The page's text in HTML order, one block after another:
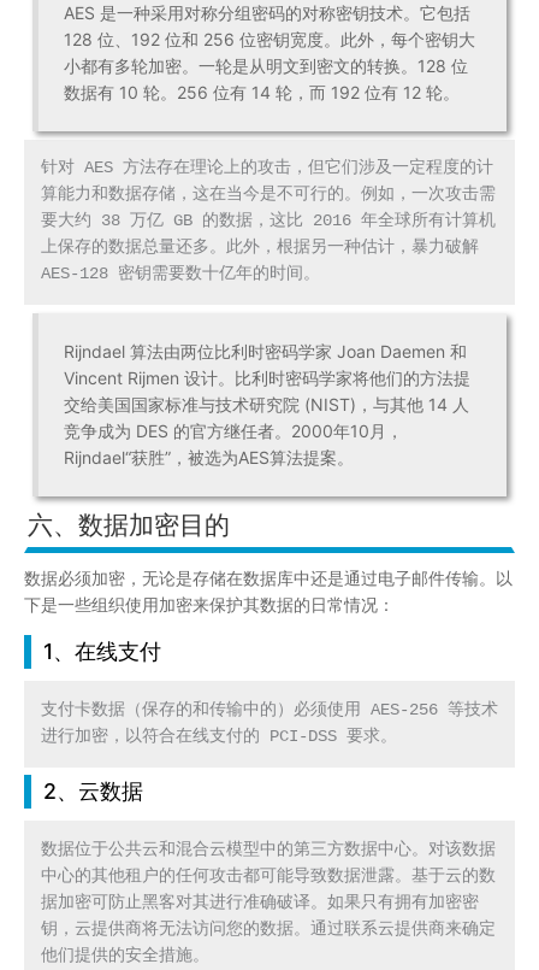
AES 是一种采用对称分组密码的对称密钥技术。它包括
128 位、192 位和 256 位密钥宽度。此外，每个密钥大
小都有多轮加密。一轮是从明文到密文的转换。128 位
数据有 10 轮。256 位有 14 轮，而 192 位有 12 轮。
针对 AES 方法存在理论上的攻击，但它们涉及一定程度的计
算能力和数据存储，这在当今是不可行的。例如，一次攻击需
要大约 38 万亿 GB 的数据，这比 2016 年全球所有计算机
上保存的数据总量还多。此外，根据另一种估计，暴力破解
AES-128 密钥需要数十亿年的时间。
Rijndael 算法由两位比利时密码学家 Joan Daemen 和
Vincent Rijmen 设计。比利时密码学家将他们的方法提
交给美国国家标准与技术研究院 (NIST)，与其他 14 人
竞争成为 DES 的官方继任者。2000年10月，
Rijndael“获胜”，被选为AES算法提案。
六、数据加密目的
数据必须加密，无论是存储在数据库中还是通过电子邮件传输。以
下是一些组织使用加密来保护其数据的日常情况：
1、在线支付
支付卡数据（保存的和传输中的）必须使用 AES-256 等技术
进行加密，以符合在线支付的 PCI-DSS 要求。
2、云数据
数据位于公共云和混合云模型中的第三方数据中心。对该数据
中心的其他租户的任何攻击都可能导致数据泄露。基于云的数
据加密可防止黑客对其进行准确破译。如果只有拥有加密密
钥，云提供商将无法访问您的数据。通过联系云提供商来确定
他们提供的安全措施。